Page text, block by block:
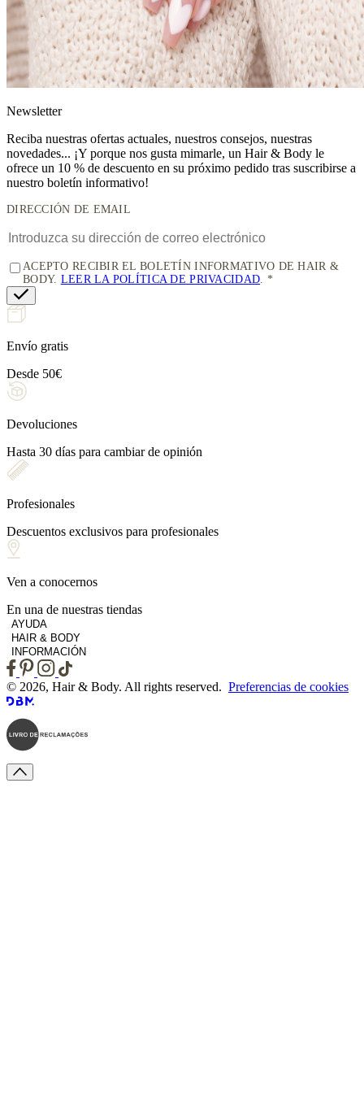
Newsletter
Reciba nuestras ofertas actuales, nuestros consejos, nuestras
novedades... ¡Y porque nos gusta mimarle, un Hair & Body le
ofrece un 10 % de descuento en su próximo pedido tras suscribirse a
nuestro boletín informativo!
DIRECCIÓN DE EMAIL
ACEPTO RECIBIR EL BOLETÍN INFORMATIVO DE HAIR &
BODY. LEER LA POLÍTICA DE PRIVACIDAD.
Envío gratis
Desde 50€
Devoluciones
Hasta 30 días para cambiar de opinión
Profesionales
Descuentos exclusivos para profesionales
Ven a conocernos
En una de nuestras tiendas
AYUDA
HAIR & BODY
INFORMACIÓN
© 2026, Hair & Body. All rights reserved. Preferencias de cookies